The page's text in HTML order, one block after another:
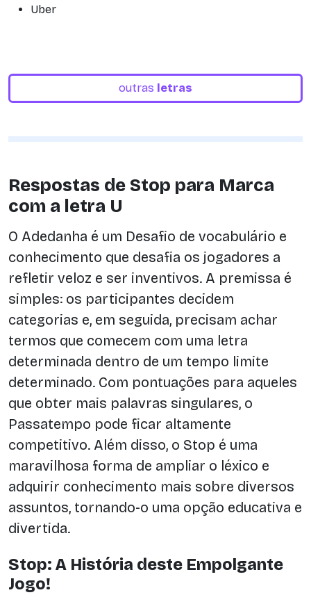
Uber
outras letras
Respostas de Stop para Marca
com a letra U
O Adedanha é um Desafio de vocabulário e
conhecimento que desafia os jogadores a
refletir veloz e ser inventivos. A premissa é
simples: os participantes decidem
categorias e, em seguida, precisam achar
termos que comecem com uma letra
determinada dentro de um tempo limite
determinado. Com pontuações para aqueles
que obter mais palavras singulares, o
Passatempo pode ficar altamente
competitivo. Além disso, o Stop é uma
maravilhosa forma de ampliar o léxico e
adquirir conhecimento mais sobre diversos
assuntos, tornando-o uma opção educativa e
divertida.
Stop: A História deste Empolgante
Jogo!